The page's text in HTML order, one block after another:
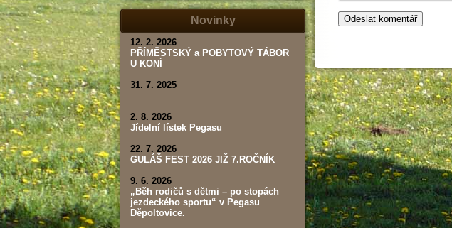
tábor,
Novinky
12. 2. 2026
PŘÍMĚSTSKÝ a POBYTOVÝ TÁBOR
U KONÍ
31. 7. 2025
2. 8. 2026
Jídelní lístek Pegasu
22. 7. 2026
GULÁŠ FEST 2026 JIŽ 7.ROČNÍK
9. 6. 2026
„Běh rodičů s dětmi – po stopách
jezdeckého sportu“ v Pegasu
Děpoltovice.